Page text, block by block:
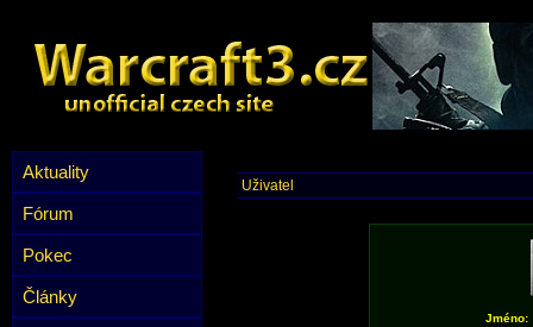
Aktuality
Fórum
Pokec
Články
Uživatel
Jméno: